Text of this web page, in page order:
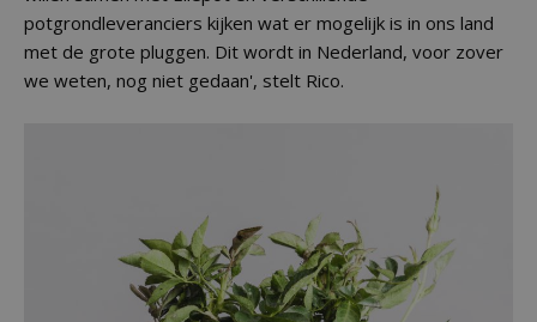
potgrondleveranciers kijken wat er mogelijk is in ons land
met de grote pluggen. Dit wordt in Nederland, voor zover
we weten, nog niet gedaan', stelt Rico.